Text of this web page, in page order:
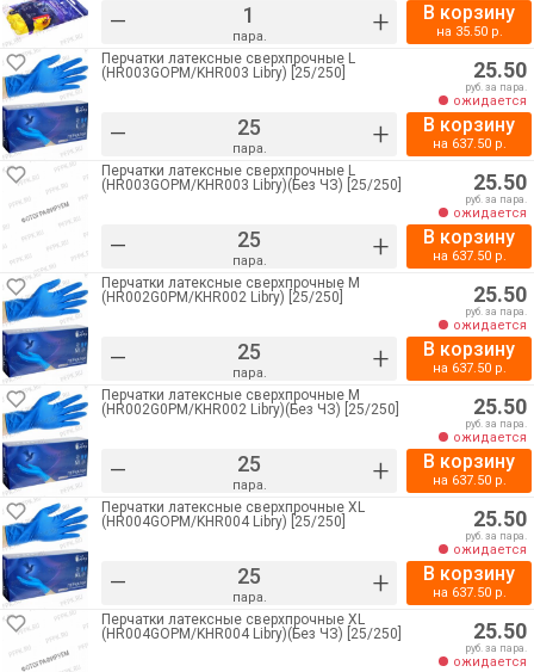
– пара. + В корзину
на 35.50р.
Перчатки латексные сверхпрочные L
(HR003GOPM/KHR003 Libry) [25/250]
– пара. +
25.50
руб. за пара.
ожидается
В корзину
на 637.50р.
Перчатки латексные сверхпрочные L
(HR003GOPM/KHR003 Libry)(Без ЧЗ) [25/250]
– пара. +
25.50
руб. за пара.
ожидается
В корзину
на 637.50р.
Перчатки латексные сверхпрочные M
(HR002G0PM/KHR002 Libry) [25/250]
– пара. +
25.50
руб. за пара.
ожидается
В корзину
на 637.50р.
Перчатки латексные сверхпрочные M
(HR002G0PM/KHR002 Libry)(Без ЧЗ) [25/250]
– пара. +
25.50
руб. за пара.
ожидается
В корзину
на 637.50р.
Перчатки латексные сверхпрочные XL
(HR004GOPM/KHR004 Libry) [25/250]
– пара. +
25.50
руб. за пара.
ожидается
В корзину
на 637.50р.
Перчатки латексные сверхпрочные XL
(HR004GOPM/KHR004 Libry)(Без ЧЗ) [25/250]
25.50
руб. за пара.
ожидается